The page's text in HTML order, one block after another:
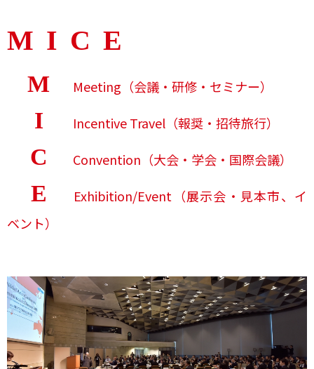
MICE
M Meeting（会議・研修・セミナー）
I Incentive Travel（報奨・招待旅行）
C Convention（大会・学会・国際会議）
E
Exhibition/Event（展示会・見本市、イ
ベント）